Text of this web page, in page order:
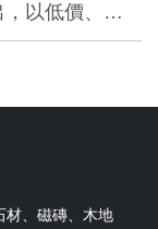
，以低價、…
材、磁磚、木地